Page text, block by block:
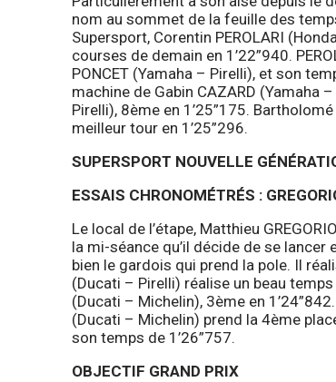
nom au sommet de la feuille des
Supersport, Corentin PEROLARI
courses de demain en 1’22”940.
PONCET (Yamaha – Pirelli), et son
machine de Gabin CAZARD (Yamaha
Pirelli), 8ème en 1’25”175.
meilleur tour en 1’25”296.
SUPERSPORT NOUVELLE
ESSAIS CHRONOMÉTRÉS :
Le local de l’étape, Matthieu
la mi-séance qu’il décide de se
bien le gardois qui prend la pole. Il
(Ducati – Pirelli) réalise un beau
(Ducati – Michelin), 3ème en
(Ducati – Michelin) prend la 4ème
son temps de 1’26”757.
OBJECTIF GRAND PRIX